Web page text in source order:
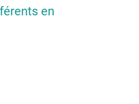
en